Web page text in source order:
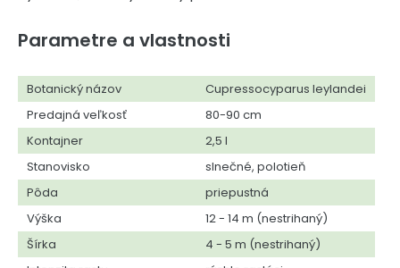
Parametre a vlastnosti
Botanický názov
Cupressocyparus leylandei
Predajná veľkosť
80-90 cm
Kontajner
2,5 l
Stanovisko
slnečné, polotieň
Pôda
priepustná
Výška
12 - 14 m (nestrihaný)
Šírka
4 - 5 m (nestrihaný)